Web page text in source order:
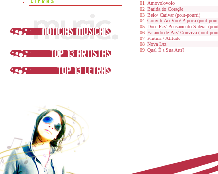
Amovolovolo
Batida do Coração
Belo/ Cativar (pout-pourri)
Convite Ao Vôo/ Pipoca (pout-
Doce Paz/ Pensamento Sideral
Falando de Paz/ Conviva (pout-
Flutuar / Atitude
Nova Luz
Qual É a Sua Arte?